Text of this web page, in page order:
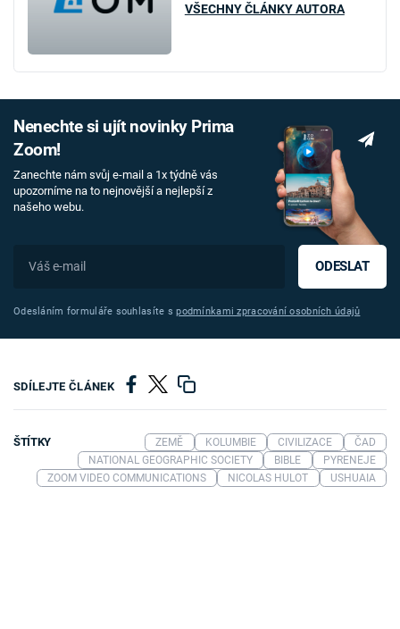
VŠECHNY ČLÁNKY AUTORA
Nenechte si ujít novinky Prima
Zoom!
Zanechte nám svůj e-mail a 1x týdně vás
upozorníme na to nejnovější a nejlepší z
našeho webu.
ODESLAT
Odesláním formuláře souhlasíte spodmínkami zpracování osobních údajů
SDÍLEJTE ČLÁNEK
ŠTÍTKY ZEMĚ KOLUMBIE CIVILIZACE
ČAD
NATIONAL GEOGRAPHIC SOCIETY
BIBLE
PYRENEJE
ZOOM VIDEO COMMUNICATIONS
NICOLAS HULOT USHUAIA